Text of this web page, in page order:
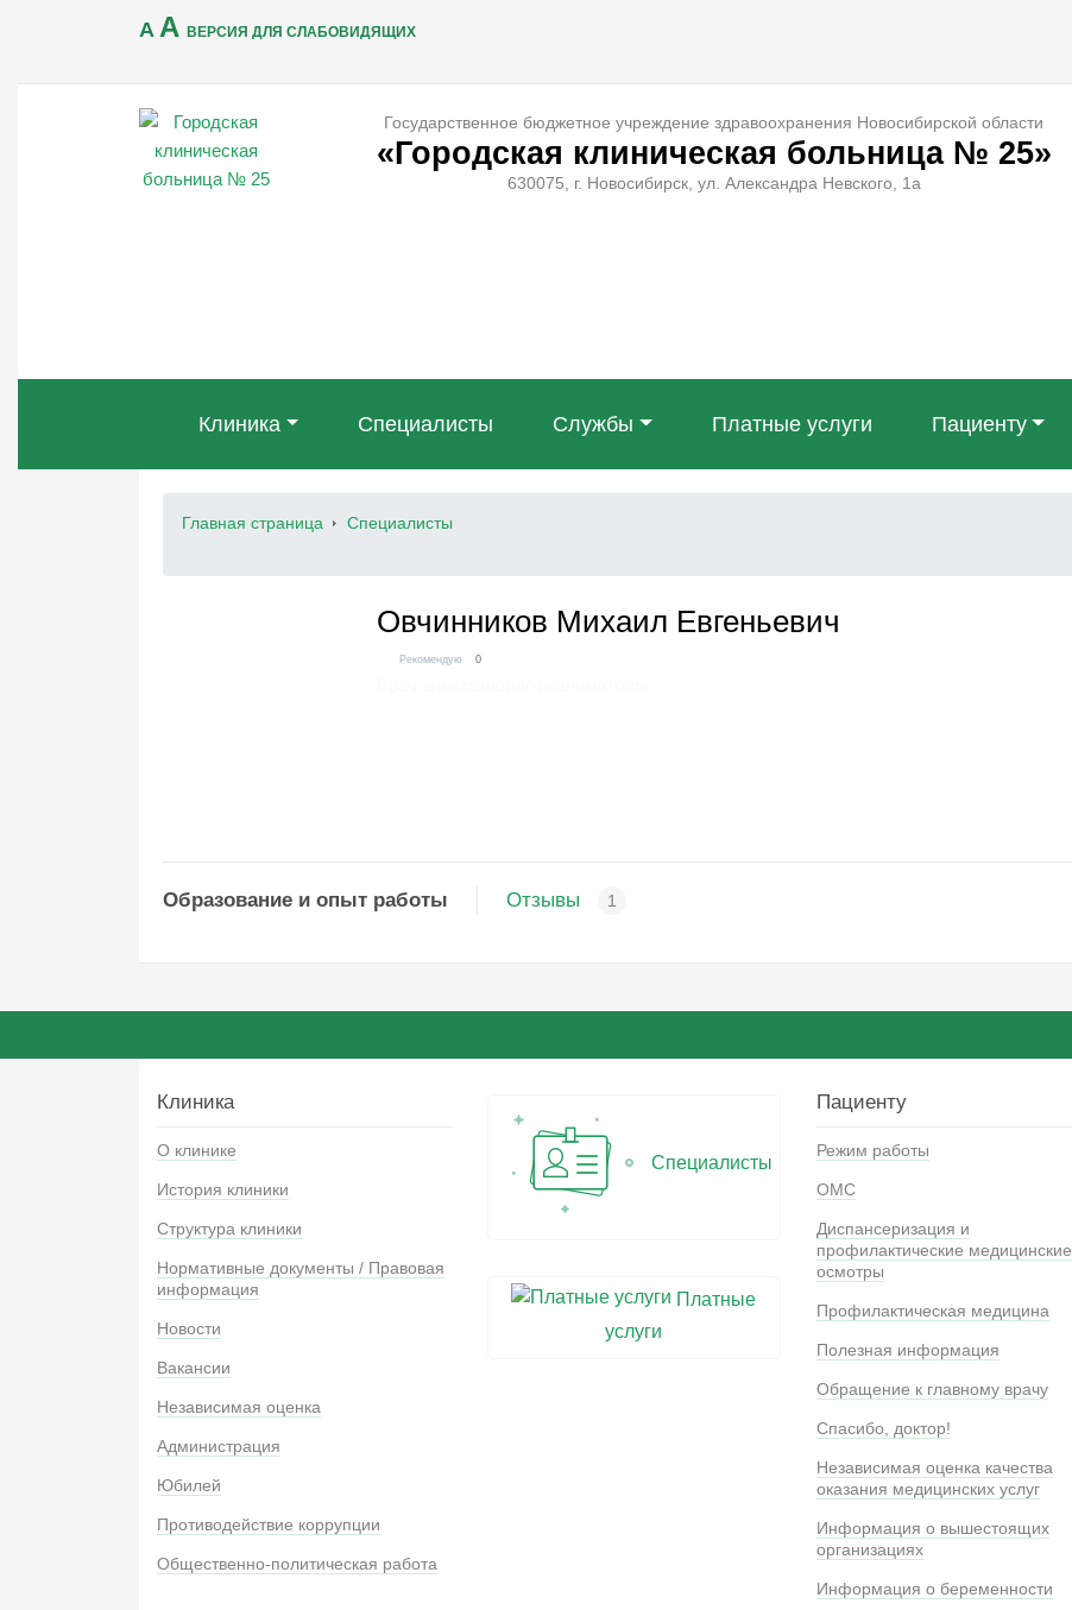
A A ВЕРСИЯ ДЛЯ СЛАБОВИДЯЩИХ
Государственное бюджетное учреждение здравоохранения Новосибирской области
«Городская клиническая больница № 25»
630075, г. Новосибирск, ул. Александра Невского, 1а
Клиника Специалисты Службы Платные услуги Пациенту
Главная страница Специалисты
Овчинников Михаил Евгеньевич
Рекомендую 0
Образование и опыт работы Отзывы 1
Клиника
О клинике
История клиники
Структура клиники
Нормативные документы / Правовая
информация
Новости
Вакансии
Независимая оценка
Администрация
Юбилей
Противодействие коррупции
Общественно-политическая работа
Специалисты
Платные
услуги
Пациенту
Режим работы
ОМС
Диспансеризация и
профилактические медицинские
осмотры
Профилактическая медицина
Полезная информация
Обращение к главному врачу
Спасибо, доктор!
Независимая оценка качества
оказания медицинских услуг
Информация о вышестоящих
организациях
Информация о беременности